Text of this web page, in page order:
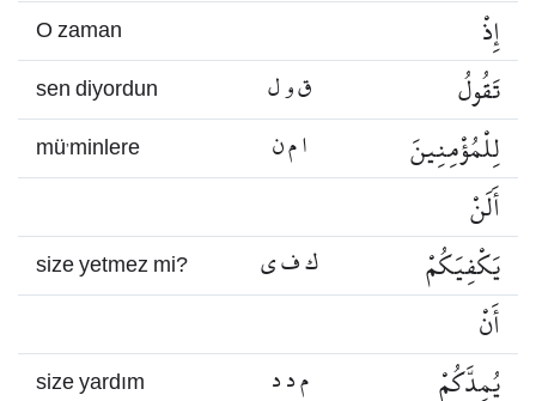
O zaman إِذْ
sen diyordun ق و ل تَقُولُ
mü’minlere ا م ن
لِلْمُؤْمِنِينَ
أَلَنْ
size yetmez mi? ك ف ي
يَكْفِيَكُمْ
أَنْ
size yardım
م د د يُمِدَّكُمْ